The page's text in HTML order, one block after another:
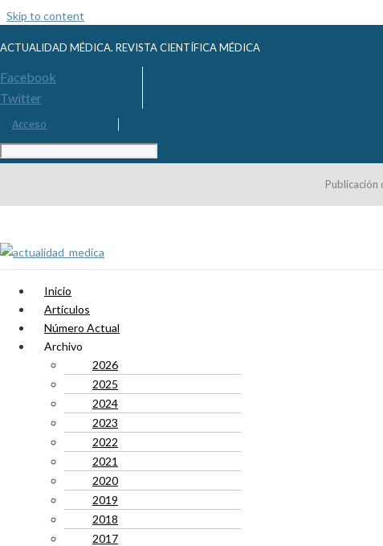
Skip to content
ACTUALIDAD MÉDICA. REVISTA CIENTÍFICA MÉDICA
Facebook
Twitter
Acceso
Publicación
Inicio
Artículos
Número Actual
Archivo
2026
2025
2024
2023
2022
2021
2020
2019
2018
2017